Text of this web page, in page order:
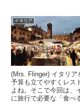
イタリア
(Mrs. Flinger) イタリア
予算も立てやすくレス
よね。そこで今回は、
に旅行で必要な「食べ